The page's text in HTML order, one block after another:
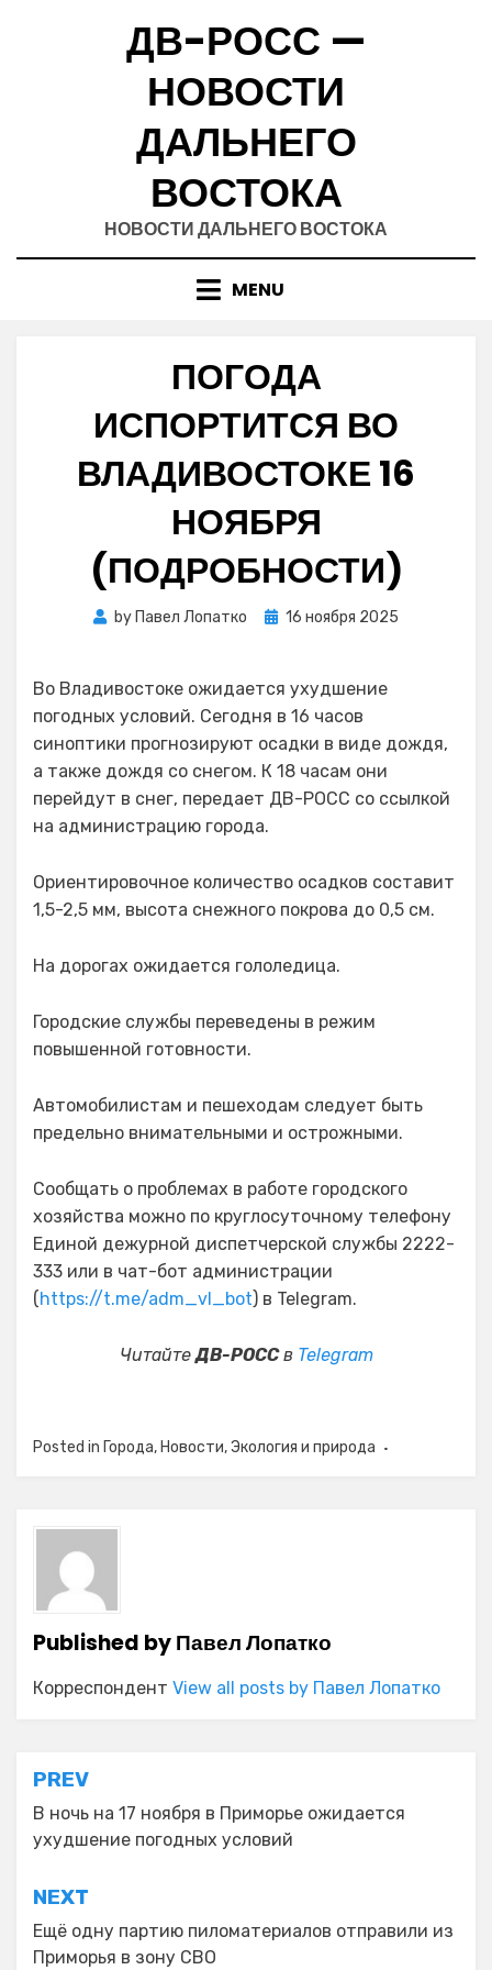
ДВ-РОСС —
НОВОСТИ
ДАЛЬНЕГО
ВОСТОКА
НОВОСТИ ДАЛЬНЕГО ВОСТОКА
MENU
ПОГОДА
ИСПОРТИТСЯ ВО
ВЛАДИВОСТОКЕ 16
НОЯБРЯ
(ПОДРОБНОСТИ)
by Павел Лопатко
Posted
16 ноября 2025
Во Владивостоке ожидается ухудшение
погодных условий. Сегодня в 16 часов
синоптики прогнозируют осадки в виде дождя,
а также дождя со снегом. К 18 часам они
перейдут в снег, передает ДВ-РОСС со ссылкой
на администрацию города.
Ориентировочное количество осадков составит
1,5-2,5 мм, высота снежного покрова до 0,5 см.
На дорогах ожидается гололедица.
Городские службы переведены в режим
повышенной готовности.
Автомобилистам и пешеходам следует быть
предельно внимательными и острожными.
Сообщать о проблемах в работе городского
хозяйства можно по круглосуточному телефону
Единой дежурной диспетчерской службы 2222-
333 или в чат-бот администрации
(https://t.me/adm_vl_bot) в Telegram.
ЧитайтеДВ-РОССв Telegram
Posted in Города, Новости,Экология и природа
Published byПавел Лопатко
Корреспондент View all posts by Павел Лопатко
Навигация
по
записям
PREV
В ночь на 17 ноября в Приморье ожидается
ухудшение погодных условий
NEXT
Ещё одну партию пиломатериалов отправили из
Приморья в зону СВО